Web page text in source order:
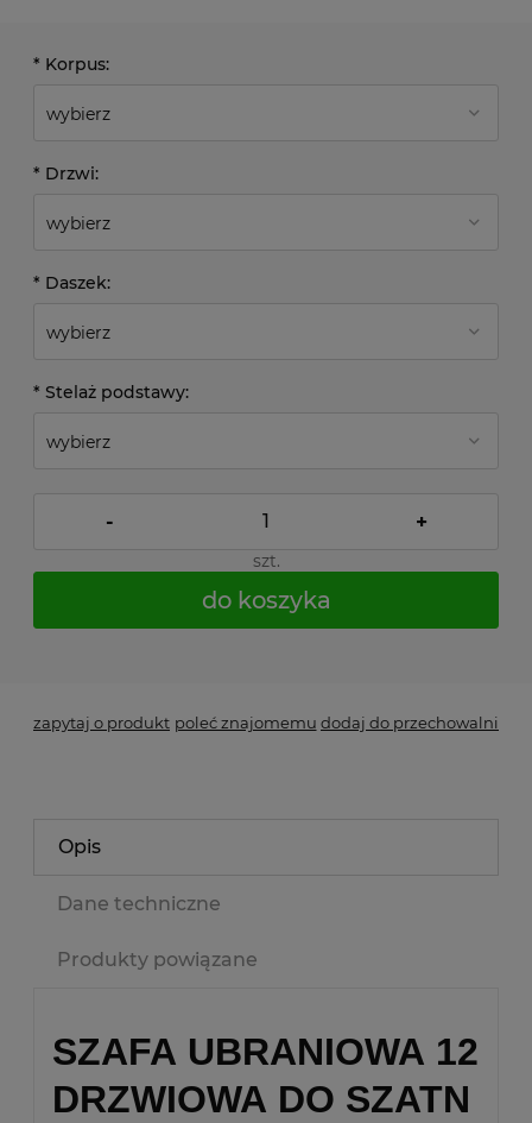
* Korpus:
* Drzwi:
* Daszek:
* Stelaż podstawy:
- +
szt.
do koszyka
zapytaj o produkt poleć znajomemu dodaj do przechowalni
Opis
Dane techniczne
Produkty powiązane
SZAFA UBRANIOWA 12
DRZWIOWA DO SZATN